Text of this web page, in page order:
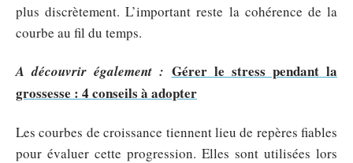
plus discrètement. L’important reste la cohérence de la
courbe au fil du temps.
A découvrir également : Gérer le stress pendant la
grossesse : 4 conseils à adopter
Les courbes de croissance tiennent lieu de repères fiables
pour évaluer cette progression. Elles sont utilisées lors